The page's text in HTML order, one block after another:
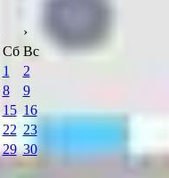
›
Сб Вс
1
2
8
9
15 16
22 23
29 30